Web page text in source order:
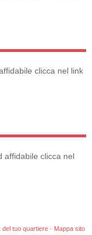
clicca nel link
affidabile clicca nel
del tuo quartiere - Mappa sito